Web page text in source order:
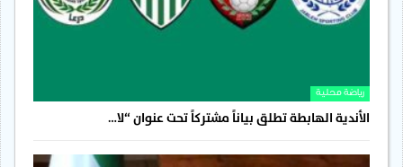
رياضة محلية
الأندية الهابطة تطلق بياناً مشتركاً تحت عنوان “لا…